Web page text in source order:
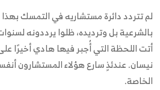
لم تتردد دائرة مستشاريه في التمسك
بالشرعية بل وترديده، ظلوا يرددونه
نيسان. عندئذٍ سارع هؤلاء المستشارون
الخاصة.